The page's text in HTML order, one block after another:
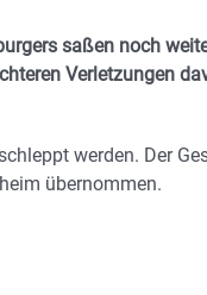
saßen noch
Verletzungen
werden. Der
übernommen.